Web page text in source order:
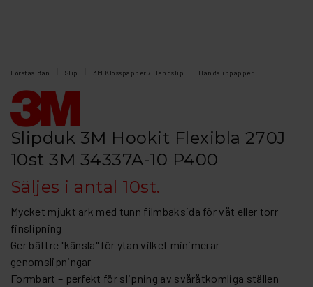
Förstasidan Slip 3M Klosspapper / Handslip Handslippapper
Slipduk 3M Hookit Flexibla 270J
10st 3M 34337A-10 P400
Säljes i antal 10st.
Mycket mjukt ark med tunn filmbaksida för våt eller torr
finslipning
Ger bättre "känsla" för ytan vilket minimerar
genomslipningar
Formbart – perfekt för slipning av svåråtkomliga ställen